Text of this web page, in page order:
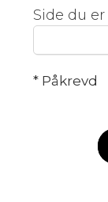
Side du
* Påkrevd